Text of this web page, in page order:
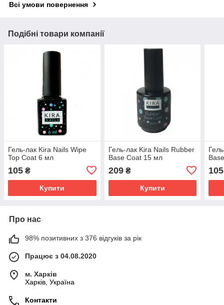
Всі умови повернення
Подібні товари компанії
Гель-лак Kira Nails Wipe
Top Coat 6 мл
105 ₴
Купити
Гель-лак Kira Nails Rubber
Base Coat 15 мл
209₴
Купити
105
Про нас
98% позитивних з 376 відгуків за рік
Працює з 04.08.2020
м. Харків
Харків, Україна
Контакти